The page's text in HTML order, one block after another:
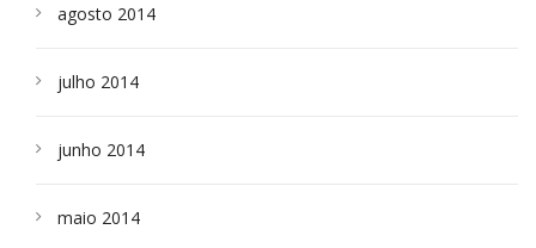
agosto 2014
julho 2014
junho 2014
maio 2014